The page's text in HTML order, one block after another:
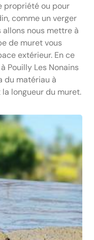
propriété ou pour
comme un verger
allons nous mettre à
de muret vous
extérieur. En ce
Pouilly Les Nonains
du matériau à
longueur du muret.